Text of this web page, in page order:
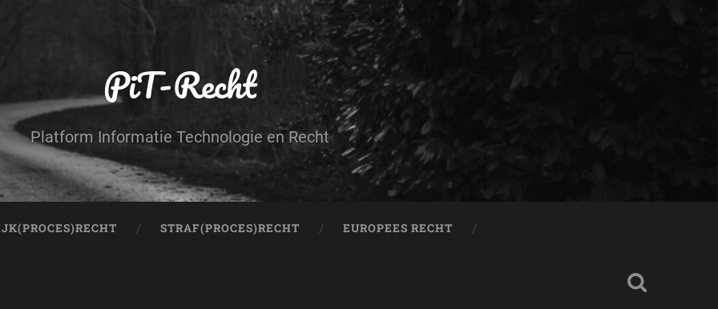
PiT-Recht
Platform Informatie Technologie en Recht
STRAF(PROCES)RECHT EUROPEES RECHT